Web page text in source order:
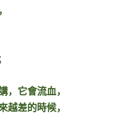
它會流血，
差的時候，